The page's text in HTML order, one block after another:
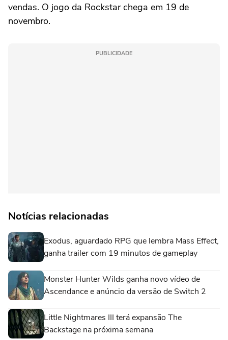
vendas. O jogo da Rockstar chega em 19 de
novembro.
PUBLICIDADE
Notícias relacionadas
Exodus, aguardado RPG que lembra Mass Effect,
ganha trailer com 19 minutos de gameplay
Monster Hunter Wilds ganha novo vídeo de
Ascendance e anúncio da versão de Switch 2
Little Nightmares III terá expansão The
Backstage na próxima semana